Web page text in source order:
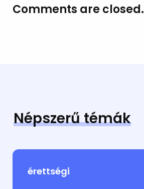
Comments are closed.
Népszerű témák
érettségi